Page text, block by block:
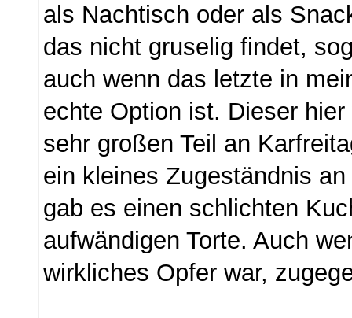
als Nachtisch oder als
das nicht gruselig findet,
auch wenn das letzte in
echte Option ist. Dieser
sehr großen Teil an
ein kleines Zugeständnis
gab es einen schlichten
aufwändigen Torte. Auch
wirkliches Opfer war,